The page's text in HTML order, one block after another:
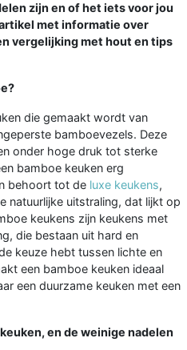
zijn en of het iets voor jou
met informatie over
vergelijking met hout en tips
die gemaakt wordt van
bamboevezels. Deze
onder hoge druk tot sterke
bamboe keuken erg
behoort tot de luxe keukens,
natuurlijke uitstraling, dat lijkt op
keukens zijn keukens met
die bestaan uit hard en
keuze hebt tussen lichte en
een bamboe keuken ideaal
een duurzame keuken met een
en de weinige nadelen